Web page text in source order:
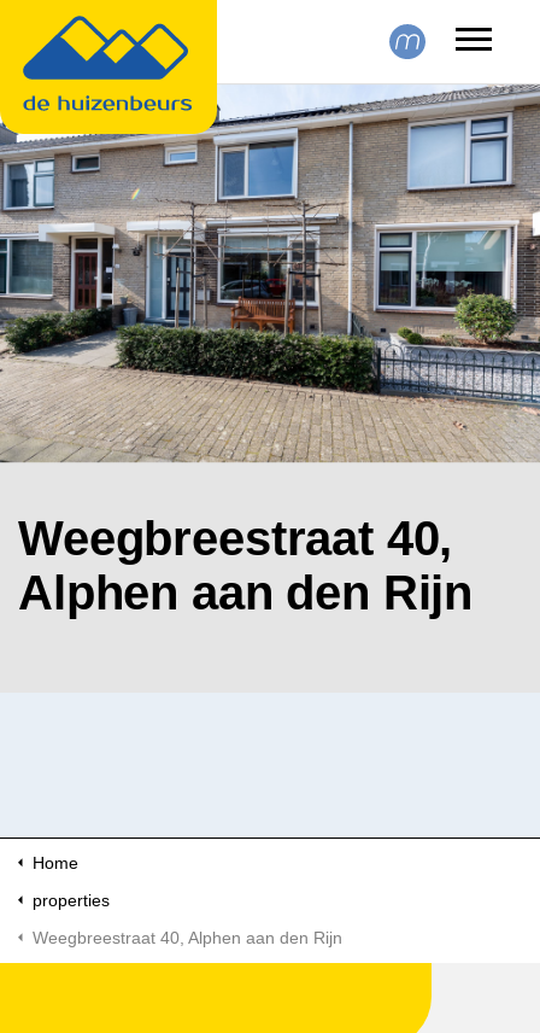
Weegbreestraat 40,
Alphen aan den Rijn
Home
properties
Weegbreestraat 40, Alphen aan den Rijn